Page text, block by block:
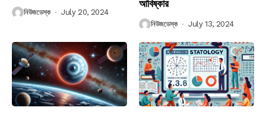
নিউজডেস্ক July 20, 2024
আবিষ্কার
নিউজডেস্ক July 13, 2024